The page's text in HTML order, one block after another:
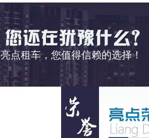
亮点租车，您值得信赖的选择！